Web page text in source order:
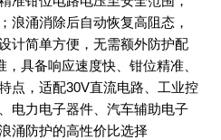
浪涌消除后自动恢复高阻态，
计简单方便，无需额外防护配
具备响应速度快、钳位精准、
点，适配30V直流电路、工业控
电力电子器件、汽车辅助电子
涌防护的高性价比选择